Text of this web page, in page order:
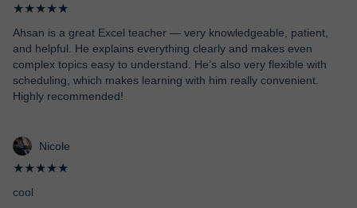
★★★★★
Ahsan is a great Excel teacher — very knowledgeable, patient,
and helpful. He explains everything clearly and makes even
complex topics easy to understand. He’s also very flexible with
scheduling, which makes learning with him really convenient.
Highly recommended!
Nicole
★★★★★
cool